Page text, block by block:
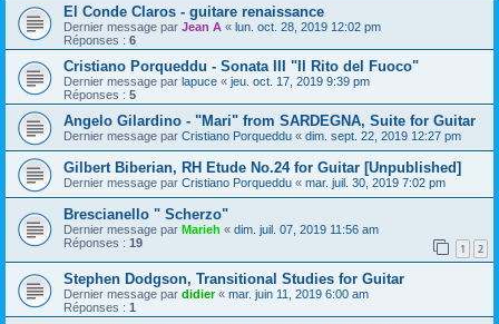
El Conde Claros - guitare renaissance
Dernier message par Jean A « lun. oct. 28, 2019 12:02 pm
Réponses : 6
Cristiano Porqueddu - Sonata III "Il Rito del Fuoco"
Dernier message par lapuce « jeu. oct. 17, 2019 9:39 pm
Réponses : 5
Angelo Gilardino - "Mari" from SARDEGNA, Suite for Guitar
Dernier message par Cristiano Porqueddu « dim. sept. 22, 2019 12:27 pm
Gilbert Biberian, RH Etude No.24 for Guitar [Unpublished]
Dernier message par Cristiano Porqueddu « mar. juil. 30, 2019 7:02 pm
Brescianello " Scherzo"
Dernier message par Marieh « dim. juil. 07, 2019 11:56 am
Réponses : 19 1 2
Stephen Dodgson, Transitional Studies for Guitar
Dernier message par didier« mar. juin 11, 2019 6:00 am
Réponses : 1